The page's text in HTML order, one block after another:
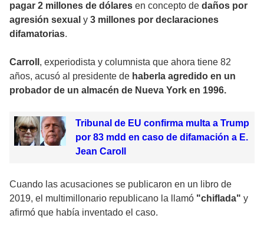
pagar 2 millones de dólares en concepto de daños por
agresión sexual y 3 millones por declaraciones
difamatorias.
Carroll , experiodista y columnista que ahora tiene 82
años, acusó al presidente de haberla agredido en un
probador de un almacén de Nueva York en 1996.
Tribunal de EU confirma multa a Trump
por 83 mdd en caso de difamación a E.
Jean Caroll
Cuando las acusaciones se publicaron en un libro de
2019, el multimillonario republicano la llamó "chiflada" y
afirmó que había inventado el caso.